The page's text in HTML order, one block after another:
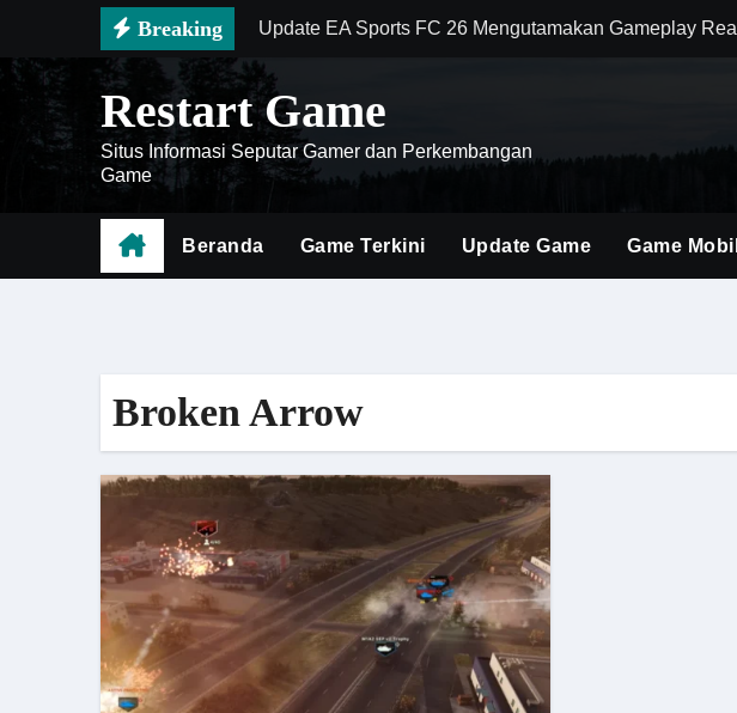
content
Breaking Update EA Sports FC 26 Mengutamakan Gameplay
Wuthering Waves Perbarui Sistem Combat agar Setiap
Doom The Dark Ages Siap Memanjakan Penggemar
Rekomendasi Build Black Myth Wukong yang
Cara Menghemat Waktu Saat Farming Material Monster
Restart Game
Situs Informasi Seputar Gamer dan Perkembangan
Game
Beranda Game Terkini Update Game Game
Broken Arrow